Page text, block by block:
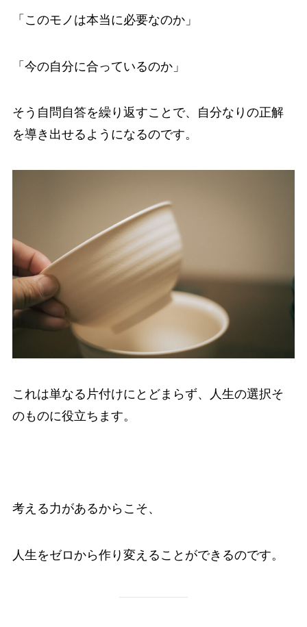
「このモノは本当に必要なのか」
「今の自分に合っているのか」
そう自問自答を繰り返すことで、自分なりの正解
を導き出せるようになるのです。
これは単なる片付けにとどまらず、人生の選択そ
のものに役立ちます。
考える力があるからこそ、
人生をゼロから作り変えることができるのです。